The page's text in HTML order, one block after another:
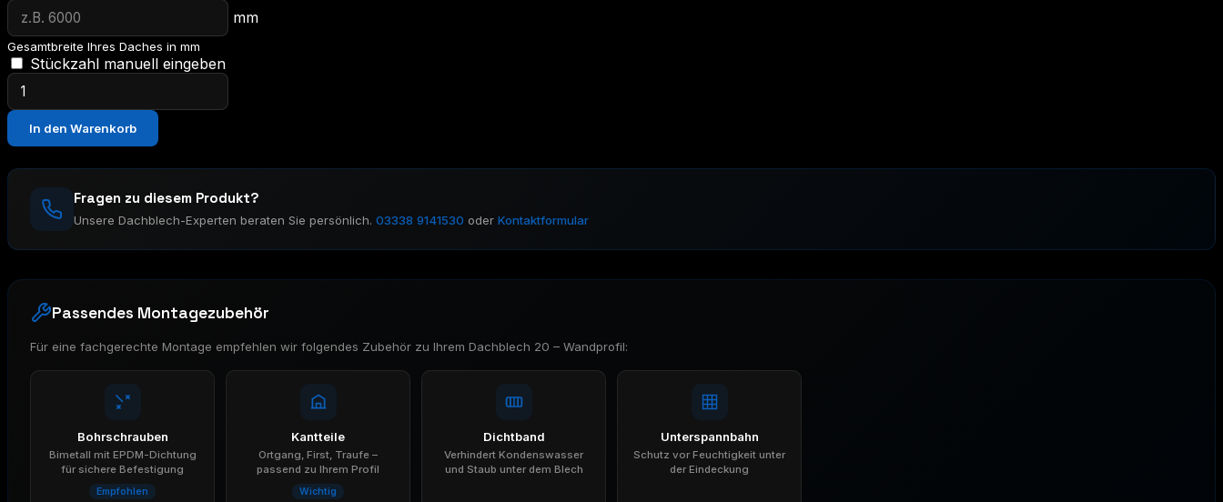
mm
Gesamtbreite Ihres Daches in mm
Stückzahl manuell eingeben
Dachblech
20
–
Wandprofil
In den Warenkorb
Fragen zu diesem Produkt?
Unsere Dachblech-Experten beraten Sie persönlich. 03338 9141530 oder Kontaktformular
Passendes Montagezubehör
Für eine fachgerechte Montage empfehlen wir folgendes Zubehör zu Ihrem Dachblech 20 – Wandprofil:
Bohrschrauben
Bimetall mit EPDM-Dichtung
für sichere Befestigung
Empfohlen
Kantteile
Ortgang, First, Traufe –
passend zu Ihrem Profil
Wichtig
Dichtband
Verhindert Kondenswasser
und Staub unter dem Blech
Unterspannbahn
Schutz vor Feuchtigkeit unter
der Eindeckung